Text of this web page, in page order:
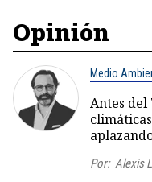
Opinión
Medio
Antes del
Por: Alexis